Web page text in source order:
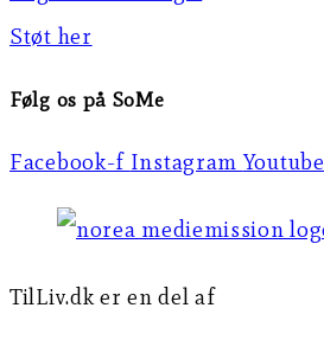
Støt her
Følg os på SoMe
Facebook-f Instagram Youtube
TilLiv.dk er en del af